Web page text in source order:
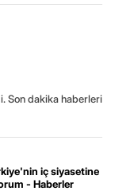
Son dakika haberleri
iç siyasetine
- Haberler